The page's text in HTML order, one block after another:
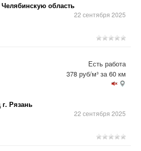
область
22 сентября 2025
Рязань
22 сентября 2025
Есть работа
378 руб/м³ за 60 км